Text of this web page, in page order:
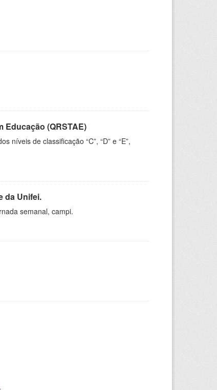
Educação (QRSTAE)
níveis de classificação “C”, “D” e “E”,
da Unifei.
semanal, campi.